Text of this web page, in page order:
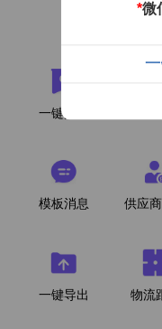
一键开团
模板消息 供应
一键导出 物流
*微